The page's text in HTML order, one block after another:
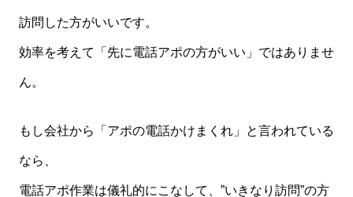
訪問した方がいいです。
効率を考えて「先に電話アポの方がいい」ではありませ
ん。
もし会社から「アポの電話かけまくれ」と言われている
なら、
電話アポ作業は儀礼的にこなして、”いきなり訪問”の方